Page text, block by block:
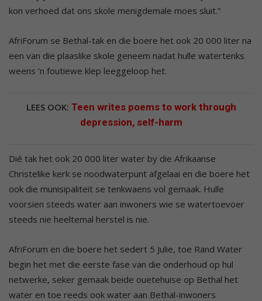
kon verhoed dat ons skole menigdemale moes sluit.”
AfriForum se Bethal-tak en die boere het ook 20 000 liter na
een van die plaaslike skole geneem nadat hulle watertenks
weens ’n foutiewe klep leeggeloop het.
LEES OOK: Teen writes poems to work through
depression, self-harm
Dié tak het ook 20 000 liter water by die Afrikaanse
Christelike kerk se noodwaterpunt afgelaai en die boere het
ook die munisipaliteit se tenkwaens vol gemaak. Hulle
voorsien steeds water aan inwoners wie se watertoevoer
steeds nie heeltemal herstel is nie.
AfriForum en die boere het sedert 5 Julie, toe Rand Water
begin het met die eerste fase van die onderhoud op hul
netwerke, seker gemaak beide ouetehuise op Bethal het
water en toe reeds ook water aan Bethal-inwoners